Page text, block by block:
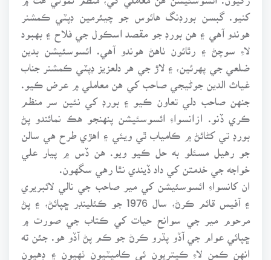
کنيو. گبسن بورڊنگ هائوس جو چيئرمين ڊپٽي ڪمشنر
هوندو آهي ۽ هن بورڊ جو مقصد اسڪول جي فلاح ۽ بهبود
لاءِ سوچڻ ۽ رٿائون ٺاهڻ هوندو آهي. ائسوسئيشن بدين
ضلعي جي پهرئين، ۽ لاڙ جي هر دلعزيز ڊپٽي ڪمشنر جناب
غياث الدين جوڻيجي صاحب کي هن معاملي ۾ عرض ڪيو.
جنهن صاحب دلي تعاون ڪيو ۽ بورڊ کي نئين سر منظم
ڪري ڏنو. ازانسواءِ ائسوسئيشن پنهنجو هڪ نمائندو پڻ
بورڊ تي کڻائڻ ۾ ڪامياب ٿي ويئي ۽ اهڙي طرح هي سالن
جو رهيل مسئلو به حل ڪيو ويو. هن ڏس ۾ پيار علي
خواجه جي خدمتن کي داد ڏيندي نٿا رهي سگهون.
ان کانسواءِ ائسوسئيشن کي مير صاحب جي نالي لائبريري
۽ آفيس قائم ڪرڻ، سال 1976 جو ڪئلينڊر ڇپائڻ، ۽ پڻ
مرحوم مير جي سوانح حيات کي ڪتاب جي صورت ۾
ڇپائي عوام جي آڏو پڌرو ڪرڻ جو ڪم پڻ آڏو هو. جئن ته
انهن ڪمن لاءِ ڪيتريون ئي ڪاميٽيون ٺهيون ۽ ڊهيون